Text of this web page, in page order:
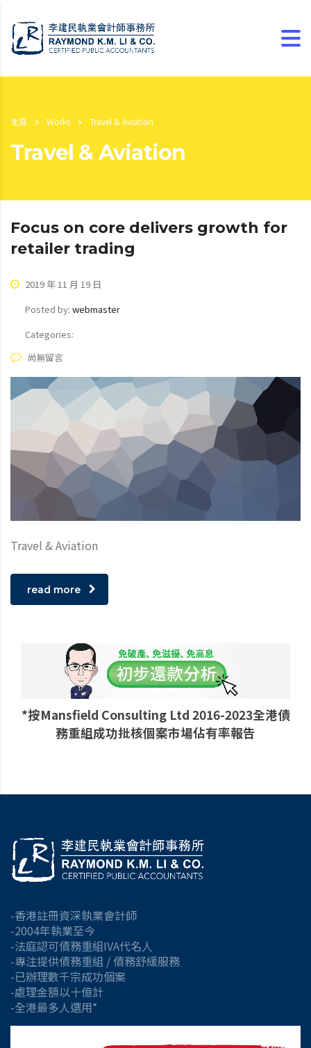
主頁 Works Travel & Aviation
Travel & Aviation
Focus on core delivers growth for
retailer trading
2019 年 11 月 19 日
Posted by: webmaster
Categories:
尚無留言
Travel & Aviation
read more
*按Mansfield Consulting Ltd 2016-2023全港債
務重組成功批核個案市場佔有率報告
-香港註冊資深執業會計師
-2004年執業至今
-法庭認可債務重組IVA代名人
-專注提供債務重組 / 債務舒緩服務
-已辦理數千宗成功個案
-處理金額以十億計
-全港最多人選用*